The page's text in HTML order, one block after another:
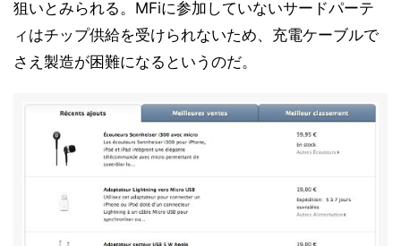
狙いとみられる。MFiに参加していないサードパーテ
ィはチップ供給を受けられないため、充電ケーブルで
さえ製造が困難になるというのだ。